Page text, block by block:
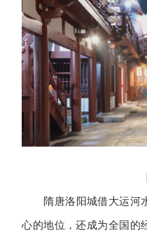
隋唐洛阳城借大运河水
心的地位，还成为全国的